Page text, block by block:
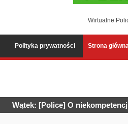
Wirtualne
Polityka prywatności Strona
Wątek: [Police] O